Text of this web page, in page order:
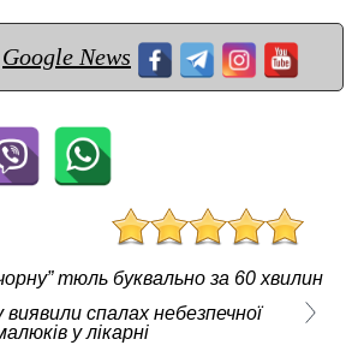
Google News
тюль буквально за 60 хвилин
спалах небезпечної
у лікарні